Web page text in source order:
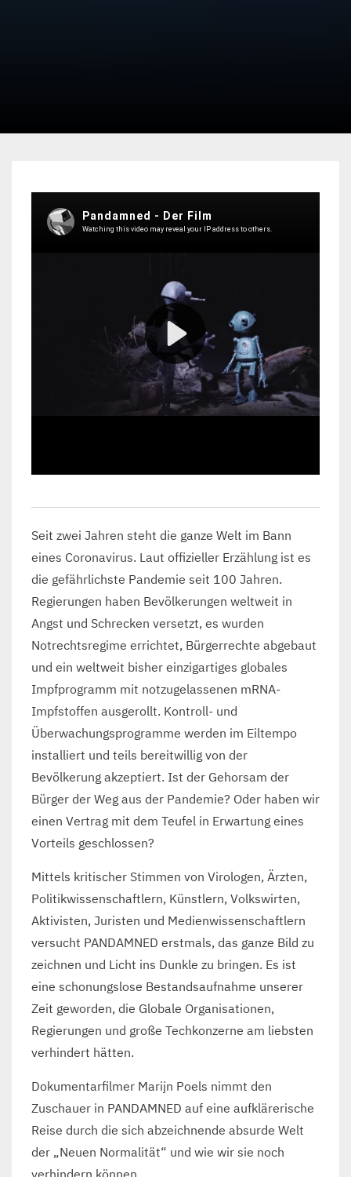
Seit zwei Jahren steht die ganze Welt im Bann
eines Coronavirus. Laut offizieller Erzählung ist es
die gefährlichste Pandemie seit 100 Jahren.
Regierungen haben Bevölkerungen weltweit in
Angst und Schrecken versetzt, es wurden
Notrechtsregime errichtet, Bürgerrechte abgebaut
und ein weltweit bisher einzigartiges globales
Impfprogramm mit notzugelassenen mRNA-
Impfstoffen ausgerollt. Kontroll- und
Überwachungsprogramme werden im Eiltempo
installiert und teils bereitwillig von der
Bevölkerung akzeptiert. Ist der Gehorsam der
Bürger der Weg aus der Pandemie? Oder haben wir
einen Vertrag mit dem Teufel in Erwartung eines
Vorteils geschlossen?
Mittels kritischer Stimmen von Virologen, Ärzten,
Politikwissenschaftlern, Künstlern, Volkswirten,
Aktivisten, Juristen und Medienwissenschaftlern
versucht PANDAMNED erstmals, das ganze Bild zu
zeichnen und Licht ins Dunkle zu bringen. Es ist
eine schonungslose Bestandsaufnahme unserer
Zeit geworden, die Globale Organisationen,
Regierungen und große Techkonzerne am liebsten
verhindert hätten.
Dokumentarfilmer Marijn Poels nimmt den
Zuschauer in PANDAMNED auf eine aufklärerische
Reise durch die sich abzeichnende absurde Welt
der „Neuen Normalität“ und wie wir sie noch
verhindern können.